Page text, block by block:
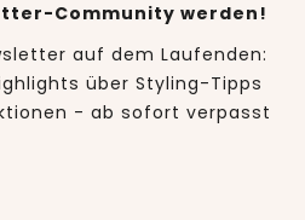
Community werden!
auf dem Laufenden:
über Styling-Tipps
- ab sofort verpasst